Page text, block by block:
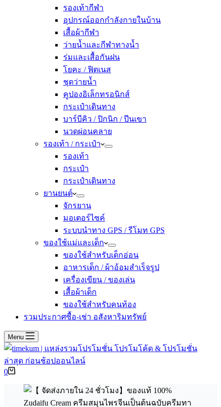
รองเท้ากีฬา
อุปกรณ์ออกกำลังกายในบ้าน
เสื้อผ้ากีฬา
ว่ายน้ำและกีฬาทางน้ำ
ร่มและเสื้อกันฝน
โยคะ / ฟิตเนส
ชุดว่ายน้ำ
คูปองอิเล็กทรอนิกส์
กระเป๋าเดินทาง
บาร์บีคิว / ปิกนิก / ปีนเขา
นวดผ่อนคลาย
รองเท้า / กระเป๋า
รองเท้า
กระเป๋า
กระเป๋าเดินทาง
ยานยนต์
จักรยาน
มอเตอร์ไซค์
ระบบนำทาง GPS / รีโมท GPS
ของใช้แม่และเด็ก
ของใช้สำหรับเด็กอ่อน
อาหารเด็ก / ผ้าอ้อมสำเร็จรูป
เครื่องเขียน / ของเล่น
เสื้อผ้าเด็ก
ของใช้สำหรับคนท้อง
รวมประกาศซื้อ-เช่า อสังหาริมทรัพย์
Menu
Shopping
0